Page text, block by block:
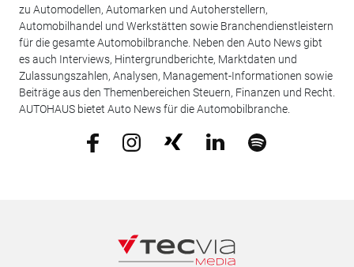
zu Automodellen, Automarken und Autoherstellern,
Automobilhandel und Werkstätten sowie Branchendienstleistern
für die gesamte Automobilbranche. Neben den Auto News gibt
es auch Interviews, Hintergrundberichte, Marktdaten und
Zulassungszahlen, Analysen, Management-Informationen sowie
Beiträge aus den Themenbereichen Steuern, Finanzen und Recht.
AUTOHAUS bietet Auto News für die Automobilbranche.